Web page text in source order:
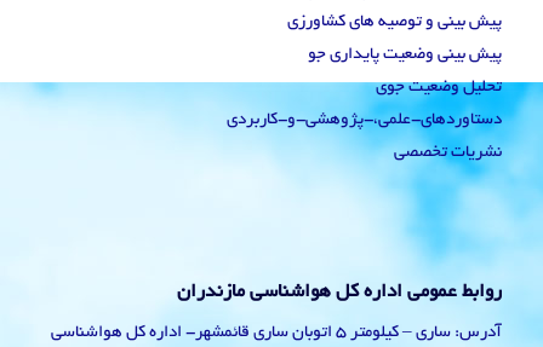
پیش بینی و توصیه های کشاورزی
پیش بینی وضعیت پایداری جو
تحلیل وضعیت جوی
دستاوردهای-علمی،-پژوهشی-و-کاربردی
نشریات تخصصی
روابط عمومی اداره کل هواشناسی مازندران
آدرس: ساری – کیلومتر 5 اتوبان ساری قائمشهر- اداره کل هواشناسی